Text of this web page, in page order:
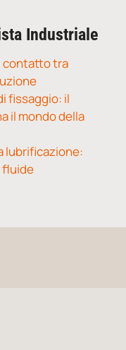
Industriale
contatto tra
fissaggio: il
il mondo della
lubrificazione:
fluide